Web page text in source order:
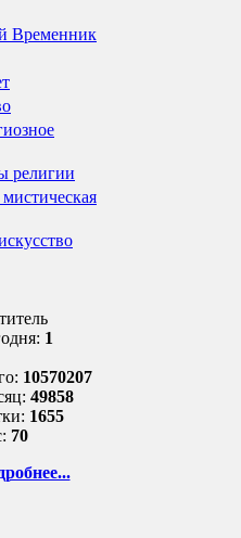
Временник
религии
1
10570207
49858
1655
70